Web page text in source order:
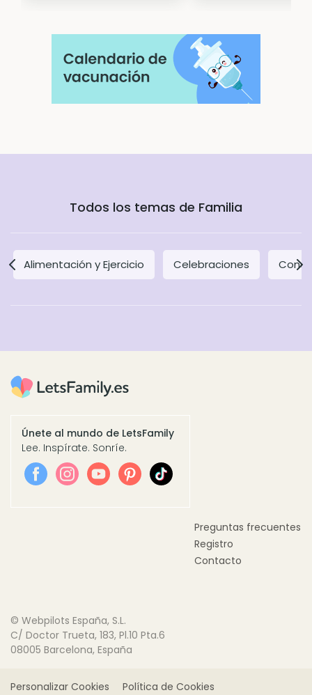
Todos los temas de Familia
Alimentación y Ejercicio Celebraciones
Únete al mundo de LetsFamily
Lee. Inspírate. Sonríe.
Preguntas frecuentes
Registro
Contacto
© Webpilots España, S.L.
C/ Doctor Trueta, 183, Pl.10 Pta.6
08005 Barcelona, España
Personalizar Cookies Política de Cookies